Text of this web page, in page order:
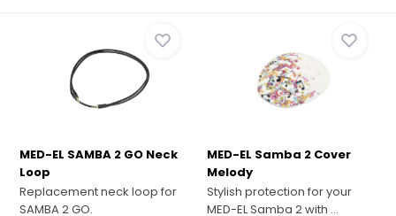
MED-EL SAMBA 2 GO Neck
Loop
Replacement neck loop for
SAMBA 2 GO.
MED-EL Samba 2 Cover
Melody
Stylish protection for your
MED-EL Samba 2 with ...